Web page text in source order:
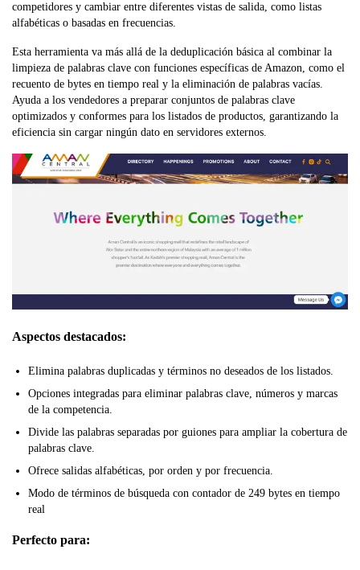
competidores y cambiar entre diferentes vistas de salida, como listas
alfabéticas o basadas en frecuencias.
Esta herramienta va más allá de la deduplicación básica al combinar la
limpieza de palabras clave con funciones específicas de Amazon, como el
recuento de bytes en tiempo real y la eliminación de palabras vacías.
Ayuda a los vendedores a preparar conjuntos de palabras clave
optimizados y conformes para los listados de productos, garantizando la
eficiencia sin cargar ningún dato en servidores externos.
Aspectos destacados:
Elimina palabras duplicadas y términos no deseados de los listados.
Opciones integradas para eliminar palabras clave, números y marcas
de la competencia.
Divide las palabras separadas por guiones para ampliar la cobertura de
palabras clave.
Ofrece salidas alfabéticas, por orden y por frecuencia.
Modo de términos de búsqueda con contador de 249 bytes en tiempo
real
Perfecto para: